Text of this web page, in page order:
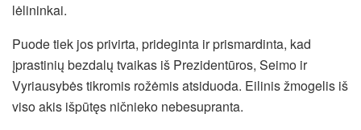
lėlininkai.
Puode tiek jos privirta, prideginta ir prismardinta, kad
įprastinių bezdalų tvaikas iš Prezidentūros, Seimo ir
Vyriausybės tikromis rožėmis atsiduoda. Eilinis žmogelis iš
viso akis išpūtęs ničnieko nebesupranta.